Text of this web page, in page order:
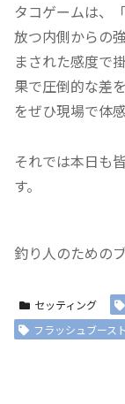
タコゲームは、
放つ内側からの
まされた感度で
果で圧倒的な差
をぜひ現場で体
それでは本日も
す。
釣り人のための
セッティング
フラッシュブースト